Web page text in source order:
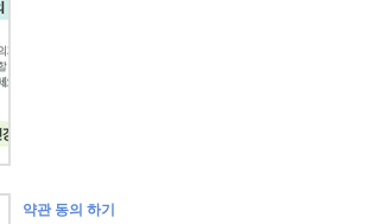
약관 동의 하기